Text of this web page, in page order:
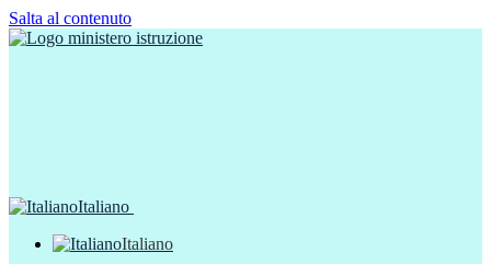
Salta al contenuto
Italiano
Italiano